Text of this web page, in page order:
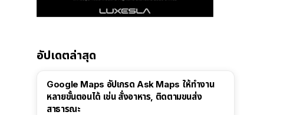
อัปเดตล่าสุด
Google Maps อัปเกรด Ask Maps ให้ทำงาน
หลายขั้นตอนได้ เช่น สั่งอาหาร, ติดตามขนส่ง
สาธารณะ